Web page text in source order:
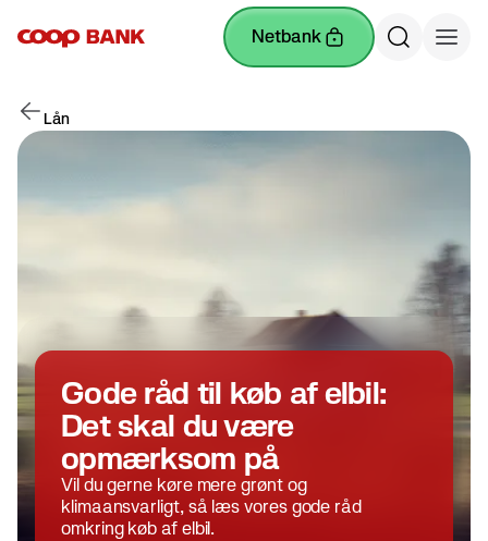
netbank
Lån
Gode råd til køb af elbil:
Det skal du være
opmærksom på
Vil du gerne køre mere grønt og
klimaansvarligt, så læs vores gode råd
omkring køb af elbil.